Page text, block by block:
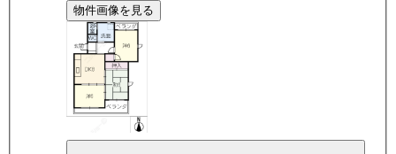
物件画像を見る